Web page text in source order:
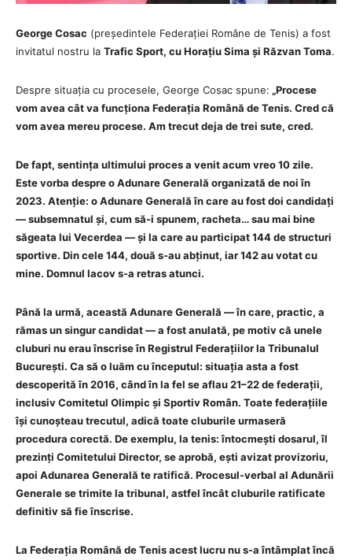
George Cosac (președintele Federației Române de Tenis) a fost
invitatul nostru la Trafic Sport, cu Horațiu Sima și Răzvan Toma.
Despre situația cu procesele, George Cosac spune: „Procese
vom avea cât va funcționa Federația Română de Tenis. Cred că
vom avea mereu procese. Am trecut deja de trei sute, cred.
De fapt, sentința ultimului proces a venit acum vreo 10 zile.
Este vorba despre o Adunare Generală organizată de noi în
2023. Atenție: o Adunare Generală în care au fost doi candidați
— subsemnatul și, cum să-i spunem, racheta… sau mai bine
săgeata lui Vecerdea — și la care au participat 144 de structuri
sportive. Din cele 144, două s-au abținut, iar 142 au votat cu
mine. Domnul Iacov s-a retras atunci.
Până la urmă, această Adunare Generală — în care, practic, a
rămas un singur candidat — a fost anulată, pe motiv că unele
cluburi nu erau înscrise în Registrul Federațiilor la Tribunalul
București. Ca să o luăm cu începutul: situația asta a fost
descoperită în 2016, când în la fel se aflau 21–22 de federații,
inclusiv Comitetul Olimpic și Sportiv Român. Toate federațiile
își cunoșteau trecutul, adică toate cluburile urmaseră
procedura corectă. De exemplu, la tenis: întocmești dosarul, îl
prezinți Comitetului Director, se aprobă, ești avizat provizoriu,
apoi Adunarea Generală te ratifică. Procesul-verbal al Adunării
Generale se trimite la tribunal, astfel încât cluburile ratificate
definitiv să fie înscrise.
La Federația Română de Tenis acest lucru nu s-a întâmplat încă